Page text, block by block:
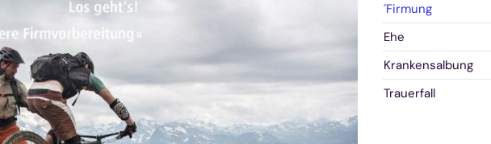
´Firmung
Ehe
Krankensalbung
Trauerfall